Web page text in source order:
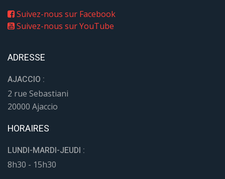
Suivez-nous sur Facebook
Suivez-nous sur YouTube
ADRESSE
AJACCIO :
2 rue Sebastiani
20000 Ajaccio
HORAIRES
LUNDI-MARDI-JEUDI :
8h30 - 15h30